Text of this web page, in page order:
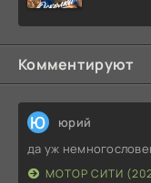
Комментируют
Ю юрий
да уж
МОТОР СИТИ